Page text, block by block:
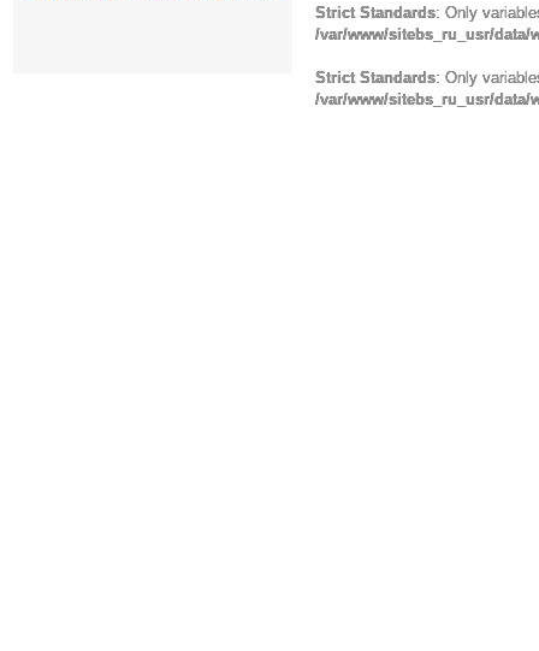
Strict Standards: Only
/var/www/sitebs_ru_usr/
Strict Standards: Only
/var/www/sitebs_ru_usr/